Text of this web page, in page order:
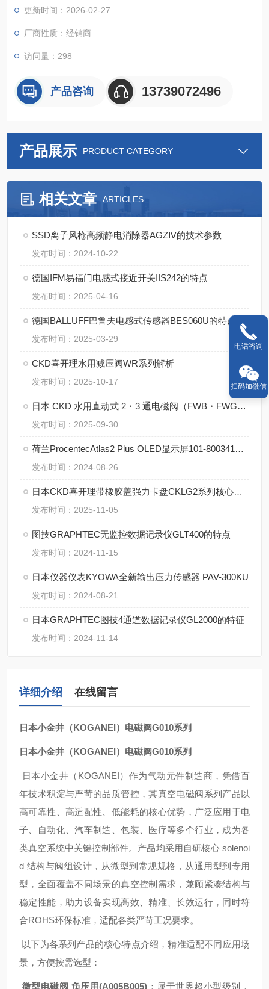
以品质提供精准可靠的真空控制解决方案，助力企业优化设备、
更新时间：2026-02-27
厂商性质：经销商
访问量：298
产品咨询 13739072496
产品展示 PRODUCT CATEGORY
相关文章 ARTICLES
SSD离子风枪高频静电消除器AGZⅣ的技术参数
发布时间：2024-10-22
德国IFM易福门电感式接近开关IIS242的特点
发布时间：2025-04-16
德国BALLUFF巴鲁夫电感式传感器BES060U的特点
发布时间：2025-03-29
CKD喜开理水用减压阀WR系列解析
发布时间：2025-10-17
日本 CKD 水用直动式 2・3 通电磁阀（FWB・FWG・GFWB・GFWG 系列）全解析
发布时间：2025-09-30
荷兰ProcentecAtlas2 Plus OLED显示屏101-800341功能
发布时间：2024-08-26
日本CKD喜开理带橡胶盖强力卡盘CKLG2系列核心参数
发布时间：2025-11-05
图技GRAPHTEC无监控数据记录仪GLT400的特点
发布时间：2024-11-15
日本仪器仪表KYOWA全新输出压力传感器 PAV-300KU
发布时间：2024-08-21
日本GRAPHTEC图技4通道数据记录仪GL2000的特征
发布时间：2024-11-14
详细介绍 在线留言
日本小金井（KOGANEI）电磁阀G010系列
日本小金井（KOGANEI）电磁阀G010系列
日本小金井（KOGANEI）作为气动元件制造商，凭借百
年技术积淀与严苛的品质管控，其真空电磁阀系列产品以
高可靠性、高适配性、低能耗的核心优势，广泛应用于电
子、自动化、汽车制造、包装、医疗等多个行业，成为各
类真空系统中关键控制部件。产品均采用自研核心 solenoi
d 结构与阀组设计，从微型到常规规格，从通用型到专用
型，全面覆盖不同场景的真空控制需求，兼顾紧凑结构与
稳定性能，助力设备实现高效、精准、长效运行，同时符
合ROHS环保标准，适配各类严苛工况要求。
以下为各系列产品的核心特点介绍，精准适配不同应用场
景，方便按需选型：
微型电磁阀 负压用(A005B005) ：属于世界超小型级别，
电话咨询
扫码加微信